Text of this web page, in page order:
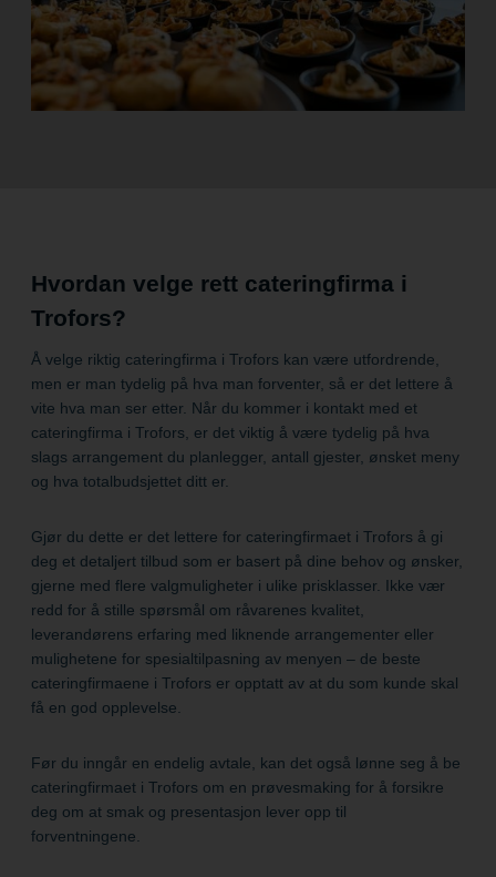
Hvordan velge rett cateringfirma i
Trofors?
Å velge riktig cateringfirma i Trofors kan være utfordrende,
men er man tydelig på hva man forventer, så er det lettere å
vite hva man ser etter. Når du kommer i kontakt med et
cateringfirma i Trofors, er det viktig å være tydelig på hva
slags arrangement du planlegger, antall gjester, ønsket meny
og hva totalbudsjettet ditt er.
Gjør du dette er det lettere for cateringfirmaet i Trofors å gi
deg et detaljert tilbud som er basert på dine behov og ønsker,
gjerne med flere valgmuligheter i ulike prisklasser. Ikke vær
redd for å stille spørsmål om råvarenes kvalitet,
leverandørens erfaring med liknende arrangementer eller
mulighetene for spesialtilpasning av menyen – de beste
cateringfirmaene i Trofors er opptatt av at du som kunde skal
få en god opplevelse.
Før du inngår en endelig avtale, kan det også lønne seg å be
cateringfirmaet i Trofors om en prøvesmaking for å forsikre
deg om at smak og presentasjon lever opp til
forventningene.